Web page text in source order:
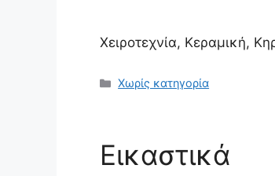
Χειροτεχνία, Κεραμική,
Κατηγορίες
Χωρίς κατηγορία
Εικαστικά